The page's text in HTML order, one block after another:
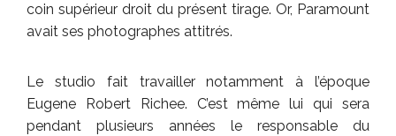
coin supérieur droit du présent tirage. Or, Paramount
avait ses photographes attitrés.
Le studio fait travailler notamment à l’époque
Eugene Robert Richee. C’est même lui qui sera
pendant plusieurs années le responsable du